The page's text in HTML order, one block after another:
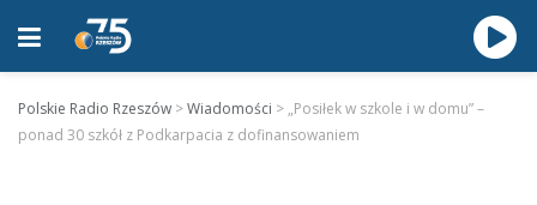
Polskie Radio Rzeszów >Wiadomości > „Posiłek w szkole i w domu” –
ponad 30 szkół z Podkarpacia z dofinansowaniem